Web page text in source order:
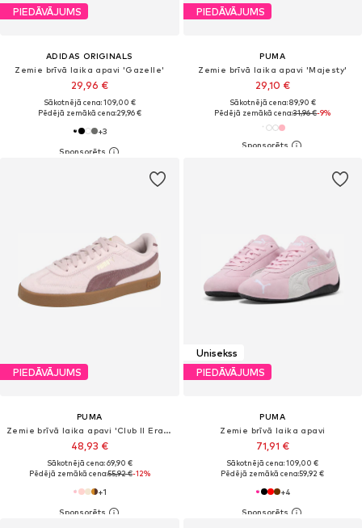
PIEDĀVĀJUMS
ADIDAS ORIGINALS
Zemie brīvā laika apavi 'Gazelle'
29,96 €
Sākotnējā cena: 109,00 €
Pēdējā zemākā cena:29,96 €
+3
PIEDĀVĀJUMS
PUMA
Zemie brīvā laika apavi 'Majesty'
29,10 €
Sākotnējā cena: 89,90 €
Pēdējā zemākā cena:31,96 €-9%
PIEDĀVĀJUMS
PUMA
Zemie brīvā laika apavi 'Club II Era Suede'
48,93 €
Sākotnējā cena: 69,90 €
Pēdējā zemākā cena:55,92 €-12%
+1
Unisekss
PIEDĀVĀJUMS
PUMA
Zemie brīvā laika apavi
71,91 €
Sākotnējā cena: 109,00 €
Pēdējā zemākā cena:59,92 €
+4